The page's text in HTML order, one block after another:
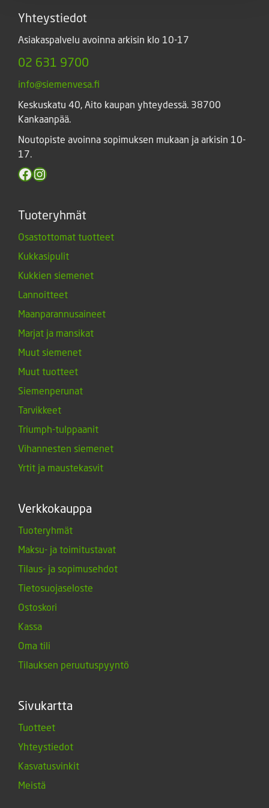
Yhteystiedot
Asiakaspalvelu avoinna arkisin klo 10-17
02 631 9700
info@siemenvesa.fi
Keskuskatu 40, Aito kaupan yhteydessä. 38700
Kankaanpää.
Noutopiste avoinna sopimuksen mukaan ja arkisin 10-
17.
Facebook
Instagram
Tuoteryhmät
Osastottomat tuotteet
Kukkasipulit
Kukkien siemenet
Lannoitteet
Maanparannusaineet
Marjat ja mansikat
Muut siemenet
Muut tuotteet
Siemenperunat
Tarvikkeet
Triumph-tulppaanit
Vihannesten siemenet
Yrtit ja maustekasvit
Verkkokauppa
Tuoteryhmät
Maksu- ja toimitustavat
Tilaus- ja sopimusehdot
Tietosuojaseloste
Ostoskori
Kassa
Oma tili
Tilauksen peruutuspyyntö
Sivukartta
Tuotteet
Yhteystiedot
Kasvatusvinkit
Meistä